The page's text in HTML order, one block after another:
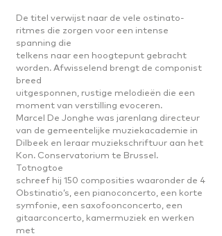
De titel verwijst naar de vele ostinato-
ritmes die zorgen voor een intense
spanning die
telkens naar een hoogtepunt gebracht
worden. Afwisselend brengt de componist
breed
uitgesponnen, rustige melodieën die een
moment van verstilling evoceren.
Marcel De Jonghe was jarenlang directeur
van de gemeentelijke muziekacademie in
Dilbeek en leraar muziekschriftuur aan het
Kon. Conservatorium te Brussel.
Totnogtoe
schreef hij 150 composities waaronder de 4
Obstinatio’s, een pianoconcerto, een korte
symfonie, een saxofoonconcerto, een
gitaarconcerto, kamermuziek en werken
met